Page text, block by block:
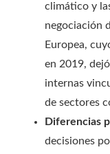
climático y
negociación
Europea,
en 2019,
internas
de sectores
Diferencias
decisiones